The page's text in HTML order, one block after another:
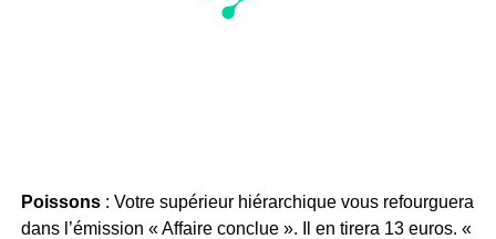
Poissons: Votre supérieur hiérarchique vous refourguera
dans l’émission « Affaire conclue ». Il en tirera 13 euros. «